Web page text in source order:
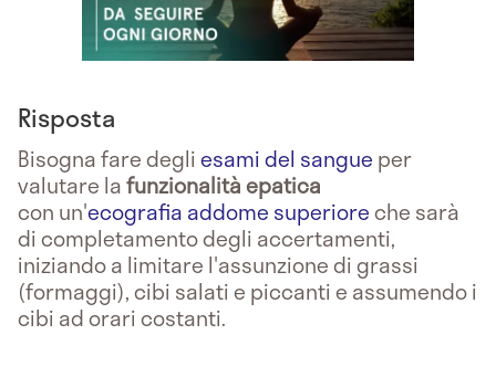
Risposta
Bisogna fare degliesami del sangue per
valutare lafunzionalità epatica
con un'ecografia addome superioreche sarà
di completamento degli accertamenti,
iniziando a limitare l'assunzione di grassi
(formaggi), cibi salati e piccanti e assumendo i
cibi ad orari costanti.